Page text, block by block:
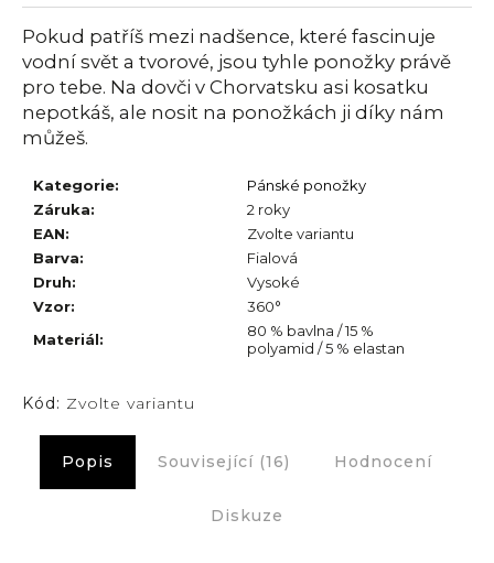
Pokud patříš mezi nadšence, které fascinuje
vodní svět a tvorové, jsou tyhle ponožky právě
pro tebe. Na dovči v Chorvatsku asi kosatku
nepotkáš, ale nosit na ponožkách ji díky nám
můžeš.
Kategorie:
Pánské ponožky
Záruka:
2 roky
EAN:
Zvolte variantu
Barva:
Fialová
Druh:
Vysoké
Vzor:
360°
Materiál:
80 % bavlna / 15 %
polyamid / 5 % elastan
Kód: Zvolte variantu
Popis Související (16) Hodnocení
Diskuze
e
m
e